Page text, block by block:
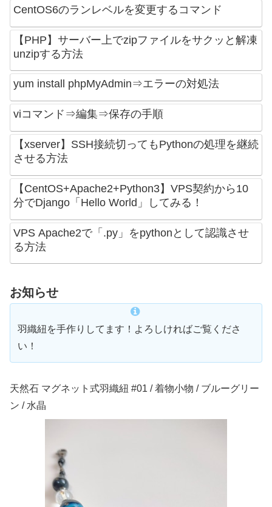
CentOS6のランレベルを変更するコマンド
【PHP】サーバー上でzipファイルをサクッと解凍
unzipする方法
yum install phpMyAdmin⇒エラーの対処法
viコマンド⇒編集⇒保存の手順
【xserver】SSH接続切ってもPythonの処理を継続
させる方法
【CentOS+Apache2+Python3】VPS契約から10
分でDjango「Hello World」してみる！
VPS Apache2で「.py」をpythonとして認識させ
る方法
お知らせ
羽織紐を手作りしてます！よろしければご覧くださ
い！
天然石 マグネット式羽織紐 #01 / 着物小物 / ブルーグリー
ン / 水晶